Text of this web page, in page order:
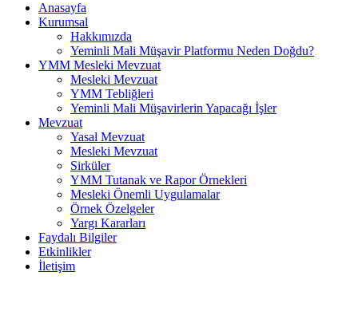
Anasayfa
Kurumsal
Hakkımızda
Yeminli Mali Müşavir Platformu Neden Doğdu?
YMM Mesleki Mevzuat
Mesleki Mevzuat
YMM Tebliğleri
Yeminli Mali Müşavirlerin Yapacağı İşler
Mevzuat
Yasal Mevzuat
Mesleki Mevzuat
Sirküler
YMM Tutanak ve Rapor Örnekleri
Mesleki Önemli Uygulamalar
Örnek Özelgeler
Yargı Kararları
Faydalı Bilgiler
Etkinlikler
İletişim